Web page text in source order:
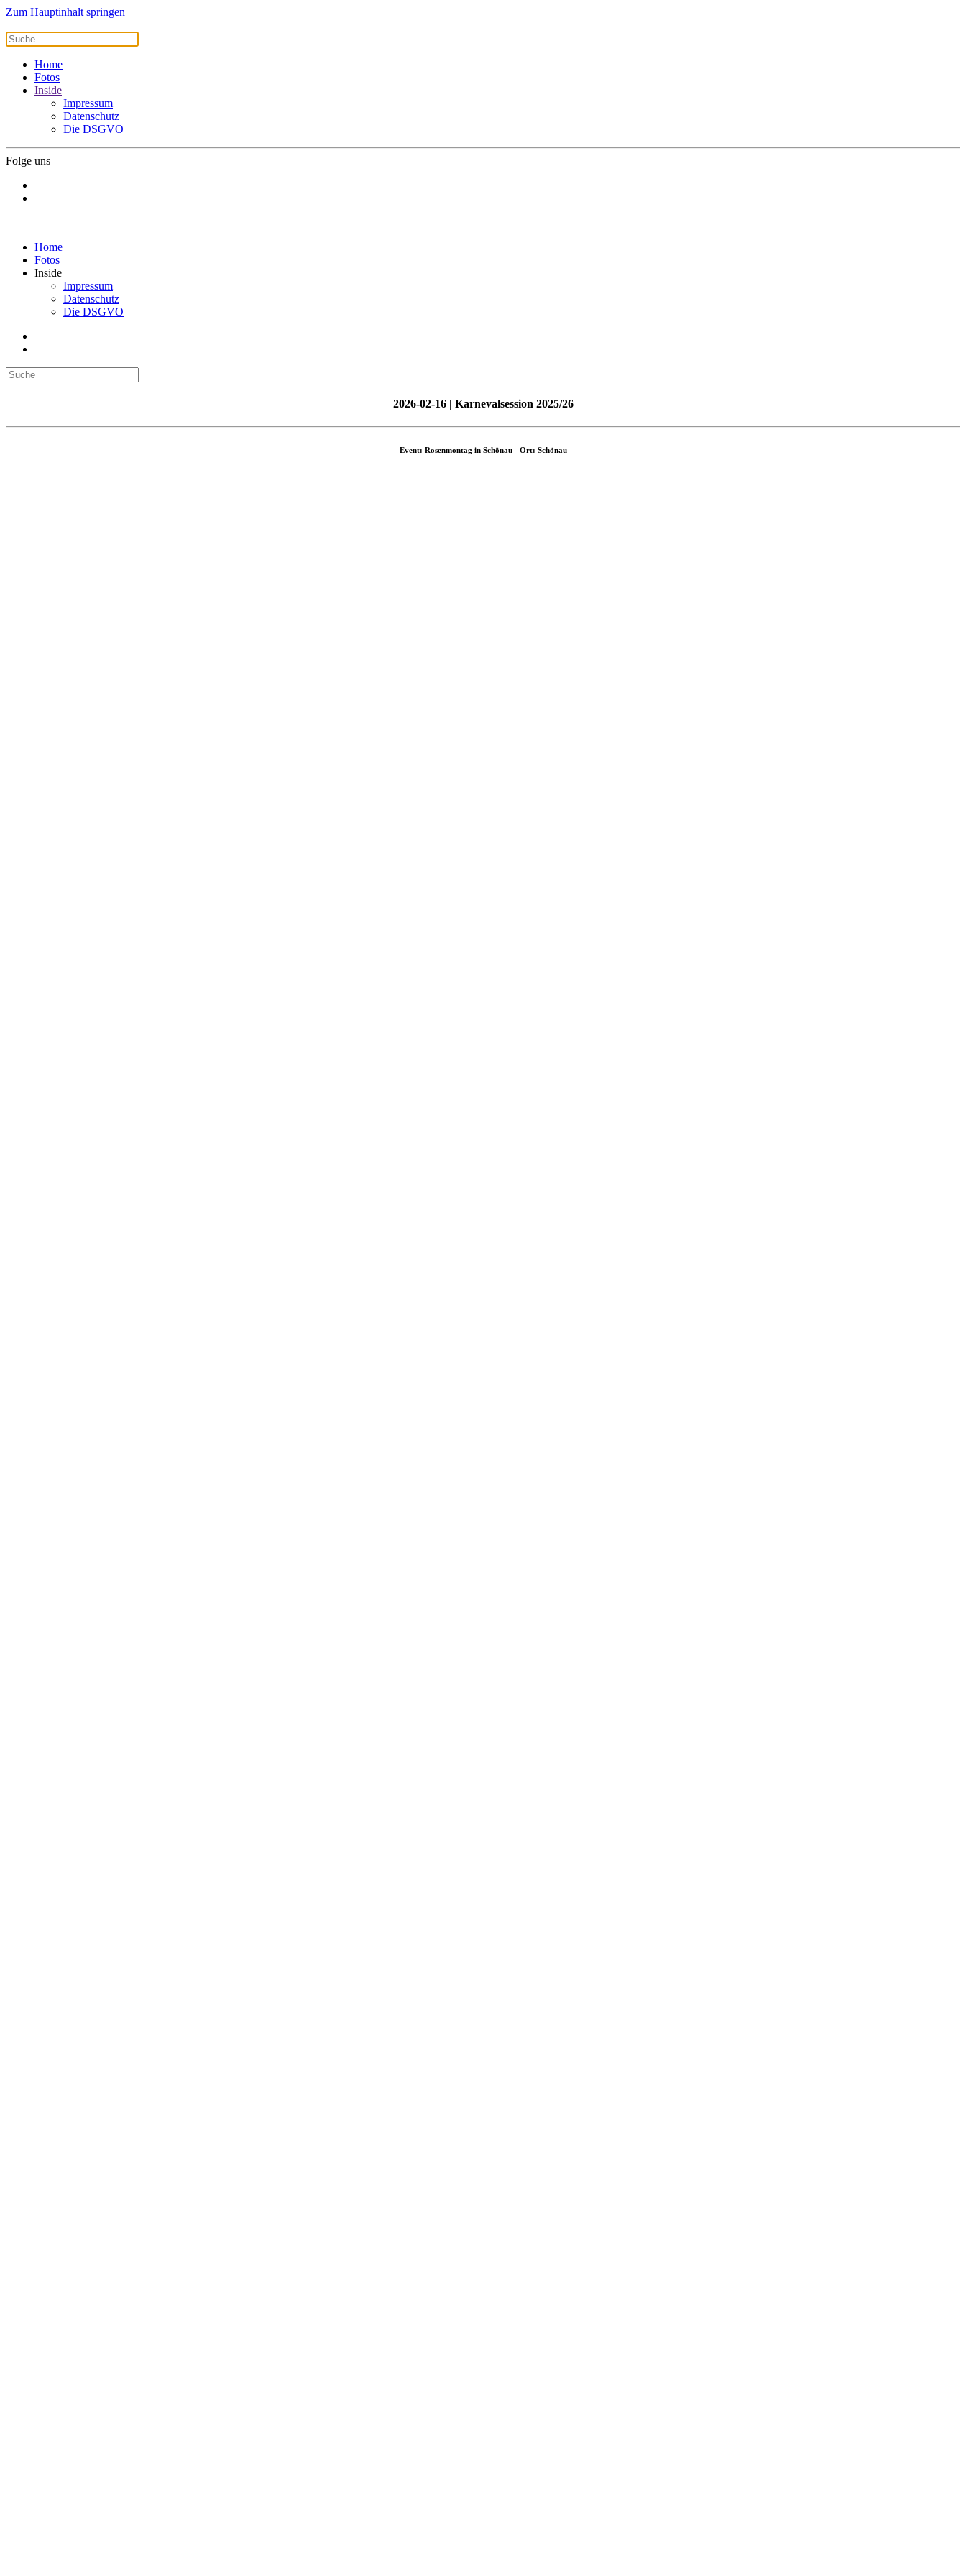
Zum Hauptinhalt springen
Home
Fotos
Inside
Impressum
Datenschutz
Die DSGVO
Folge uns
Home
Fotos
Inside
Impressum
Datenschutz
Die DSGVO
2026-02-16 | Karnevalsession 2025/26
Event: Rosenmontag in Schönau - Ort: Schönau